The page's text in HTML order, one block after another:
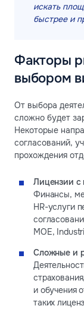
искать
быстрее и
Факторы
выбором
От выбора
сложно будет
Некоторые
согласований,
прохождения
Лицензии с
Финансы,
HR-услуги
MOE,
Сложные и
и обучения
таких